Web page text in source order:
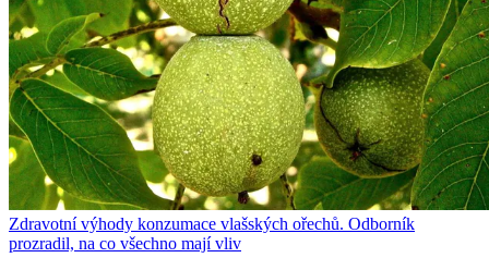
Zdravotní výhody konzumace vlašských ořechů. Odborník
prozradil, na co všechno mají vliv